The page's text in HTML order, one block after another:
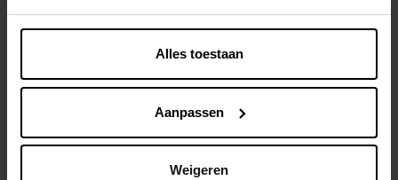
Alles toestaan
Aanpassen
Weigeren
Gebruiksadvies
Kenmerken
Nog iets vergeten ?